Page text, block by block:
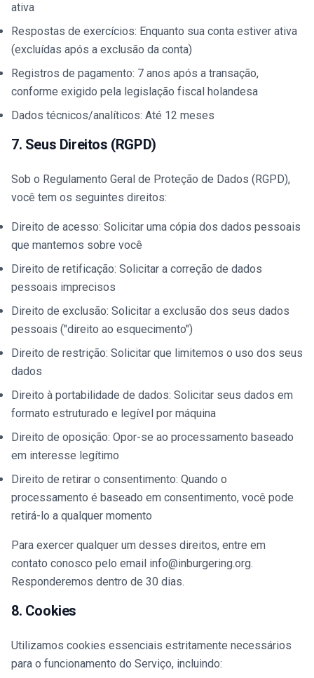
ativa
Respostas de exercícios: Enquanto sua conta estiver ativa
(excluídas após a exclusão da conta)
Registros de pagamento: 7 anos após a transação,
conforme exigido pela legislação fiscal holandesa
Dados técnicos/analíticos: Até 12 meses
7. Seus Direitos (RGPD)
Sob o Regulamento Geral de Proteção de Dados (RGPD),
você tem os seguintes direitos:
Direito de acesso: Solicitar uma cópia dos dados pessoais
que mantemos sobre você
Direito de retificação: Solicitar a correção de dados
pessoais imprecisos
Direito de exclusão: Solicitar a exclusão dos seus dados
pessoais ("direito ao esquecimento")
Direito de restrição: Solicitar que limitemos o uso dos seus
dados
Direito à portabilidade de dados: Solicitar seus dados em
formato estruturado e legível por máquina
Direito de oposição: Opor-se ao processamento baseado
em interesse legítimo
Direito de retirar o consentimento: Quando o
processamento é baseado em consentimento, você pode
retirá-lo a qualquer momento
Para exercer qualquer um desses direitos, entre em
contato conosco pelo email info@inburgering.org.
Responderemos dentro de 30 dias.
8. Cookies
Utilizamos cookies essenciais estritamente necessários
para o funcionamento do Serviço, incluindo: